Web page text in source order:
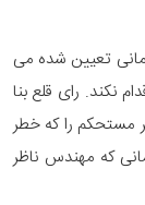
تعیین شده می
نکند. رای قلع بنا
مستحکم را که خطر
که مهندس ناظر